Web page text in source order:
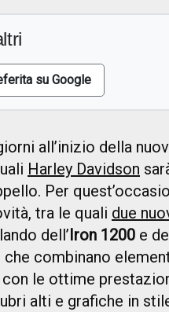
su Google
all’inizio della
Harley Davidson
Per
tra le quali due
dell’Iron 1200 e
combinano
le ottime
alti e grafiche in